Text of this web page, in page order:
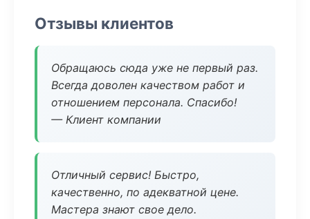
Отзывы клиентов
Обращаюсь сюда уже не первый раз.
Всегда доволен качеством работ и
отношением персонала. Спасибо!
— Клиент компании
Отличный сервис! Быстро,
качественно, по адекватной цене.
Мастера знают свое дело.